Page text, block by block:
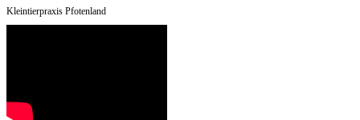
Kleintierpraxis Pfotenland